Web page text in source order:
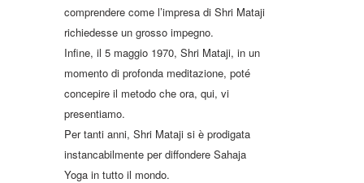
comprendere come l’impresa di Shri Mataji
richiedesse un grosso impegno.
Infine, il 5 maggio 1970, Shri Mataji, in un
momento di profonda meditazione, poté
concepire il metodo che ora, qui, vi
presentiamo.
Per tanti anni, Shri Mataji si è prodigata
instancabilmente per diffondere Sahaja
Yoga in tutto il mondo.